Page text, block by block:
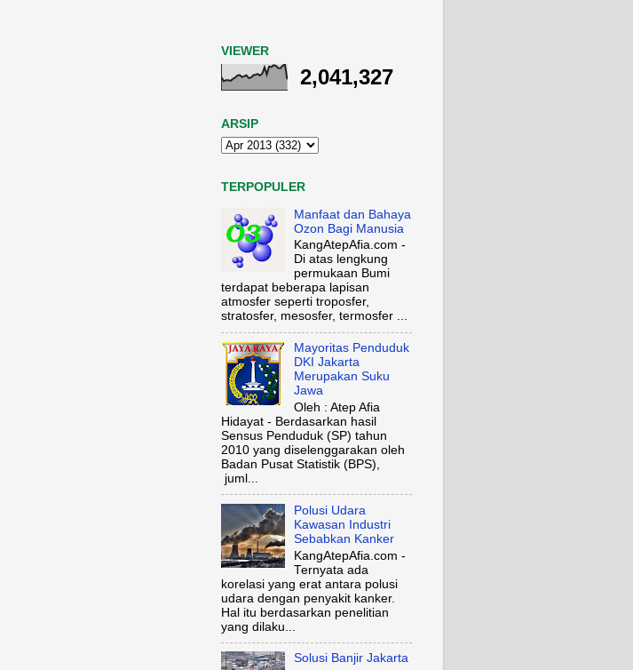
VIEWER
2,041,327
ARSIP
TERPOPULER
Manfaat dan Bahaya
Ozon Bagi Manusia
KangAtepAfia.com -
Di atas lengkung
permukaan Bumi
terdapat beberapa lapisan
atmosfer seperti troposfer,
stratosfer, mesosfer, termosfer ...
Mayoritas Penduduk
DKI Jakarta
Merupakan Suku
Jawa
Oleh : Atep Afia
Hidayat - Berdasarkan hasil
Sensus Penduduk (SP) tahun
2010 yang diselenggarakan oleh
Badan Pusat Statistik (BPS),
juml...
Polusi Udara
Kawasan Industri
Sebabkan Kanker
KangAtepAfia.com -
Ternyata ada
korelasi yang erat antara polusi
udara dengan penyakit kanker.
Hal itu berdasarkan penelitian
yang dilaku...
Solusi Banjir Jakarta